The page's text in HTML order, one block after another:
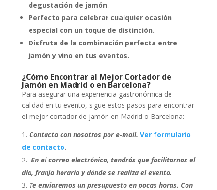
degustación de jamón.
Perfecto para celebrar cualquier ocasión
especial con un toque de distinción.
Disfruta de la combinación perfecta entre
jamón y vino en tus eventos.
¿Cómo Encontrar al Mejor Cortador de
Jamón en Madrid o en Barcelona?
Para asegurar una experiencia gastronómica de
calidad en tu evento, sigue estos pasos para encontrar
el mejor cortador de jamón en Madrid o Barcelona:
Contacta con nosotros por e-mail. Ver formulario
de contacto.
En el correo electrónico, tendrás que facilitarnos el
día, franja horaria y dónde se realiza el evento.
Te enviaremos un presupuesto en pocas horas. Con